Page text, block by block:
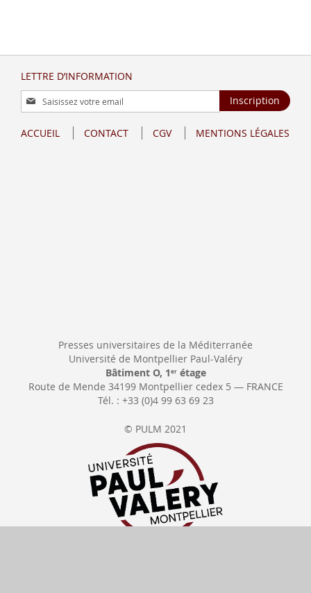
LETTRE D’INFORMATION
Inscription
à
lettre
Inscription
ACCUEIL CONTACT CGV MENTIONS LÉGALES
Presses universitaires de la Méditerranée
Université de Montpellier Paul-Valéry
Bâtiment O, 1 erétage
Route de Mende 34199 Montpellier cedex 5 — FRANCE
Tél. : +33 (0)4 99 63 69 23
© PULM 2021